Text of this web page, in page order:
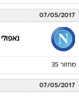
07/05/2017
נאפולי
מחזור 35
07/05/2017